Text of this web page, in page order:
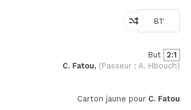
81'
But 2:1
C. Fatou, (Passeur : A. Hbouch)
Carton jaune pour C. Fatou